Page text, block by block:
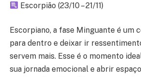
Escorpião (23/10 – 21/11)
Escorpiano, a fase Minguante é um
para dentro e deixar ir
servem mais. Esse é o momento
sua jornada emocional e abrir